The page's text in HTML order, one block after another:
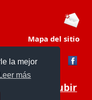
la mejor
Leer más
Mapa del sitio
Subir